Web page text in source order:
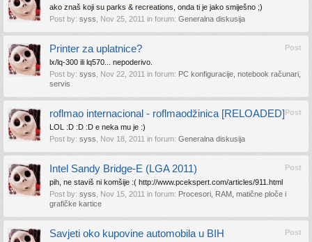
ako znaš koji su parks & recreations, onda ti je jako smiješno ;)
Post by: syss Nov 25, 2011 in forum: Generalna diskusija
Post
Printer za uplatnice?
lx/lq-300 ili lq570... nepoderivo.
Post by: syss Nov 22, 2011 in forum: PC konfiguracije, notebook računari,
servis
Post
roflmao internacional - roflmaodžinica [RELOADED]
LOL :D :D :D e neka mu je :)
Post by: syss Nov 18, 2011 in forum: Generalna diskusija
Post
Intel Sandy Bridge-E (LGA 2011)
pih, ne staviš ni komšije :( http://www.pcekspert.com/articles/911.html
Post by: syss Nov 15, 2011 in forum: Procesori, RAM, matične ploče i
grafičke kartice
Post
Savjeti oko kupovine automobila u BIH